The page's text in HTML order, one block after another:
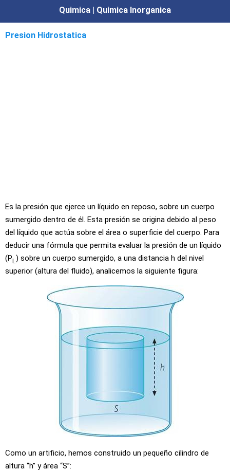
Quimica | Quimica Inorganica
Presion Hidrostatica
Es la presión que ejerce un líquido en reposo, sobre un cuerpo
sumergido dentro de él. Esta presión se origina debido al peso
del líquido que actúa sobre el área o superficie del cuerpo. Para
deducir una fórmula que permita evaluar la presión de un líquido
(PL) sobre un cuerpo sumergido, a una distancia h del nivel
superior (altura del fluido), analicemos la siguiente figura:
Como un artificio, hemos construido un pequeño cilindro de
altura “h” y área “S”: